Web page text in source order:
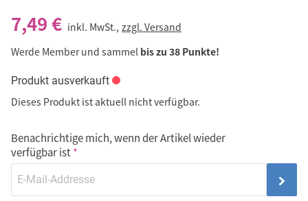
7,49 € inkl. MwSt., zzgl. Versand
Werde Member und sammel bis zu 38 Punkte!
Produkt ausverkauft
Dieses Produkt ist aktuell nicht verfügbar.
Benachrichtige mich, wenn der Artikel wieder
verfügbar ist